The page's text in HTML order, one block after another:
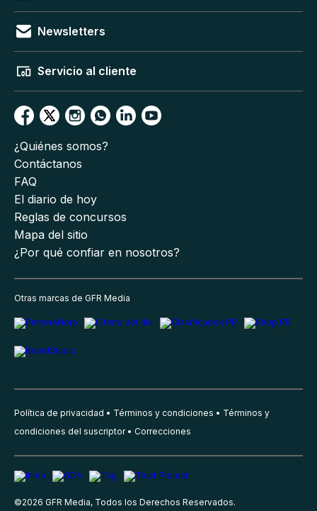
Newsletters
Servicio al cliente
¿Quiénes somos?
Contáctanos
FAQ
El diario de hoy
Reglas de concursos
Mapa del sitio
¿Por qué confiar en nosotros?
Otras marcas de GFR Media
Política de privacidad Términos y condiciones
Términos y
condiciones del suscriptor
Correcciones
©2026 GFR Media, Todos los Derechos Reservados.